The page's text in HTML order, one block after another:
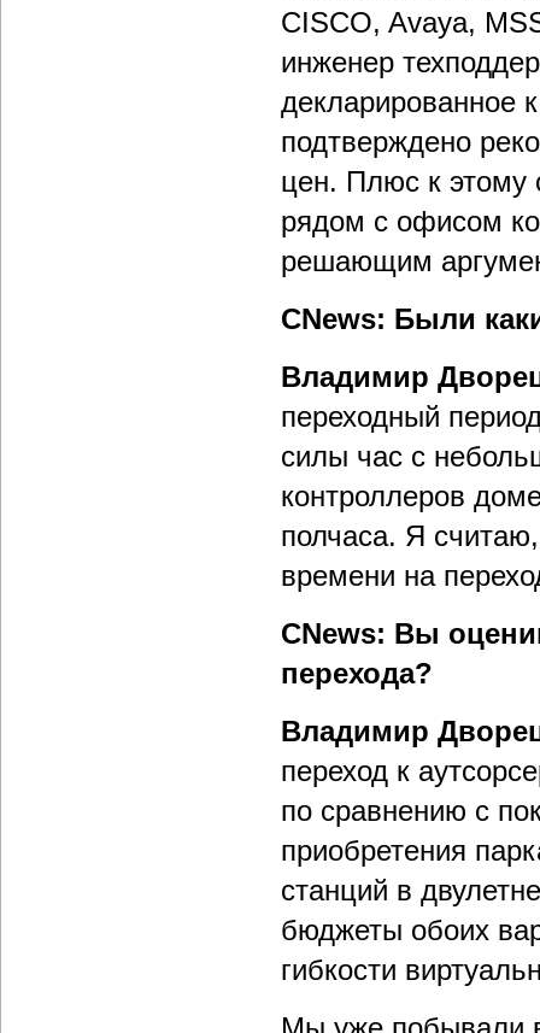
CISCO, Avaya,
инженер
декларированное
подтверждено
цен. Плюс к этому
рядом с офисом
решающим
CNews: Были
Владимир
переходный
силы час с
контроллеров
полчаса. Я
времени на
CNews: Вы
перехода?
Владимир
переход к
по сравнению с
приобретения
станций в
бюджеты обоих
гибкости